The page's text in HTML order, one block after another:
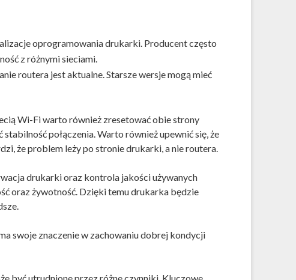
oprogramowania drukarki. Producent często
z różnymi sieciami.
routera jest aktualne. Starsze wersje mogą mieć
Wi-Fi warto również zresetować obie strony
połączenia. Warto również upewnić się, że
że problem leży po stronie drukarki, a nie routera.
drukarki oraz kontrola jakości używanych
oraz żywotność. Dzięki temu drukarka będzie
swoje znaczenie w zachowaniu dobrej kondycji